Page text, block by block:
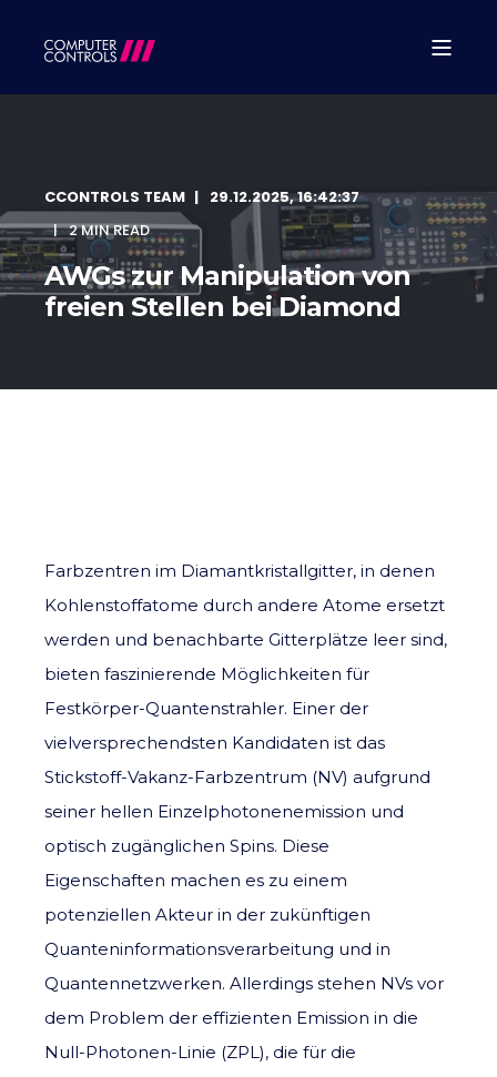
CCONTROLS TEAM
29.12.2025, 16:42:37
2 MIN READ
AWGs zur Manipulation von
freien Stellen bei Diamond
Farbzentren im Diamantkristallgitter, in denen
Kohlenstoffatome durch andere Atome ersetzt
werden und benachbarte Gitterplätze leer sind,
bieten faszinierende Möglichkeiten für
Festkörper-Quantenstrahler. Einer der
vielversprechendsten Kandidaten ist das
Stickstoff-Vakanz-Farbzentrum (NV) aufgrund
seiner hellen Einzelphotonenemission und
optisch zugänglichen Spins. Diese
Eigenschaften machen es zu einem
potenziellen Akteur in der zukünftigen
Quanteninformationsverarbeitung und in
Quantennetzwerken. Allerdings stehen NVs vor
dem Problem der effizienten Emission in die
Null-Photonen-Linie (ZPL), die für die